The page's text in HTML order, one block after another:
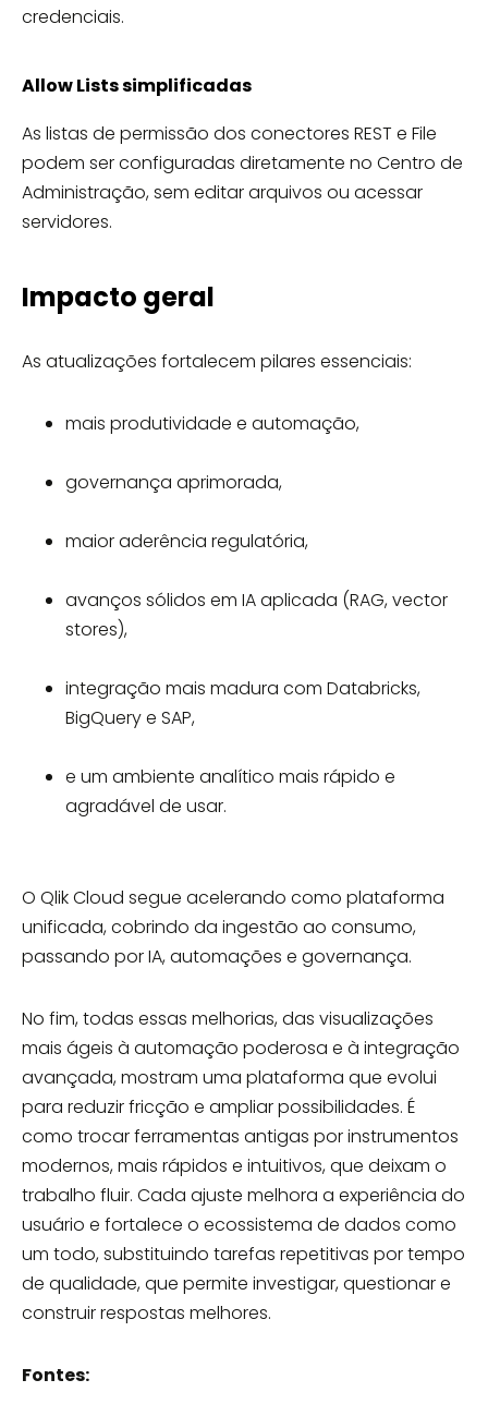
credenciais.
Allow Lists simplificadas
As listas de permissão dos conectores REST e File
podem ser configuradas diretamente no Centro de
Administração, sem editar arquivos ou acessar
servidores.
Impacto geral
As atualizações fortalecem pilares essenciais:
mais produtividade e automação,
governança aprimorada,
maior aderência regulatória,
avanços sólidos em IA aplicada (RAG, vector
stores),
integração mais madura com Databricks,
BigQuery e SAP,
e um ambiente analítico mais rápido e
agradável de usar.
O Qlik Cloud segue acelerando como plataforma
unificada, cobrindo da ingestão ao consumo,
passando por IA, automações e governança.
No fim, todas essas melhorias, das visualizações
mais ágeis à automação poderosa e à integração
avançada, mostram uma plataforma que evolui
para reduzir fricção e ampliar possibilidades. É
como trocar ferramentas antigas por instrumentos
modernos, mais rápidos e intuitivos, que deixam o
trabalho fluir. Cada ajuste melhora a experiência do
usuário e fortalece o ecossistema de dados como
um todo, substituindo tarefas repetitivas por tempo
de qualidade, que permite investigar, questionar e
construir respostas melhores.
Fontes: